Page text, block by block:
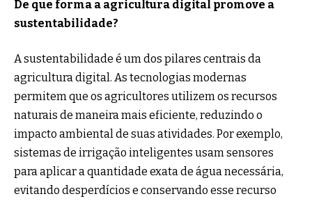
De que forma a agricultura digital promove a
sustentabilidade?
A sustentabilidade é um dos pilares centrais da
agricultura digital. As tecnologias modernas
permitem que os agricultores utilizem os recursos
naturais de maneira mais eficiente, reduzindo o
impacto ambiental de suas atividades. Por exemplo,
sistemas de irrigação inteligentes usam sensores
para aplicar a quantidade exata de água necessária,
evitando desperdícios e conservando esse recurso